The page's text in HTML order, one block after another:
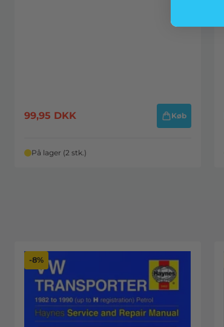
99,95 DKK Køb
På lager (2 stk.)
-8%